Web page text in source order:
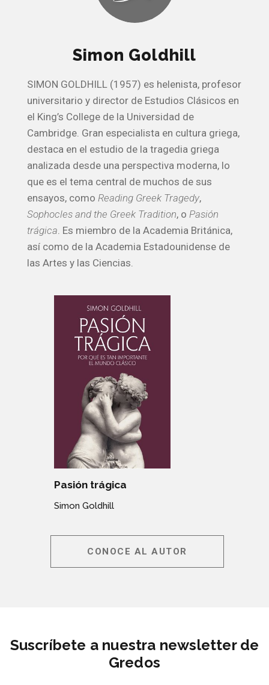
Simon Goldhill
SIMON GOLDHILL (1957) es helenista, profesor
universitario y director de Estudios Clásicos en
el King’s College de la Universidad de
Cambridge. Gran especialista en cultura griega,
destaca en el estudio de la tragedia griega
analizada desde una perspectiva moderna, lo
que es el tema central de muchos de sus
ensayos, como Reading Greek Tragedy,
Sophocles and the Greek Tradition, o Pasión
trágica . Es miembro de la Academia Británica,
así como de la Academia Estadounidense de
las Artes y las Ciencias.
Pasión trágica
Simon Goldhill
CONOCE AL AUTOR
Suscríbete a nuestra newsletter de
Gredos